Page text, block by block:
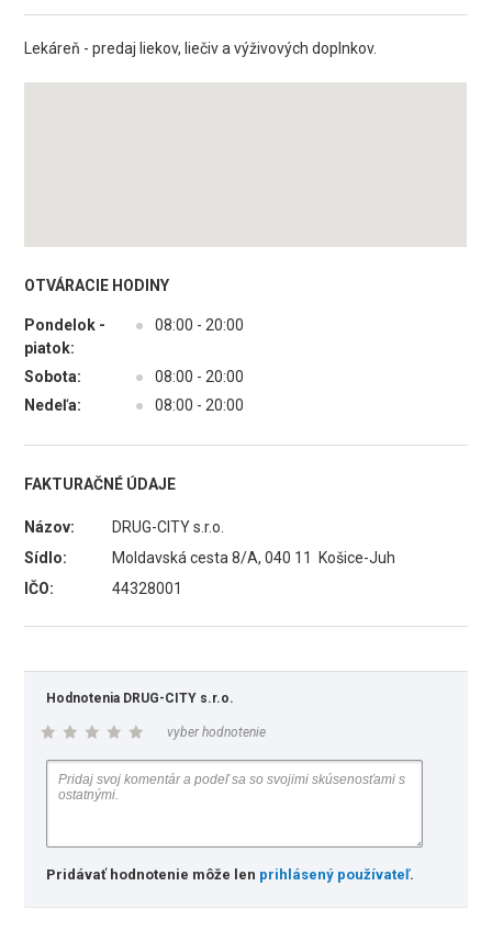
Lekáreň - predaj liekov, liečiv a výživových doplnkov.
OTVÁRACIE HODINY
Pondelok -
piatok:
● 08:00 - 20:00
Sobota: ●
08:00 - 20:00
Nedeľa:
● 08:00 - 20:00
FAKTURAČNÉ ÚDAJE
Názov:
DRUG-CITY s.r.o.
Sídlo:
Moldavská cesta 8/A, 040 11 Košice-Juh
IČO:
44328001
Hodnotenia DRUG-CITY s.r.o.
vyber hodnotenie
Pridávať hodnotenie môže len prihlásený používateľ.